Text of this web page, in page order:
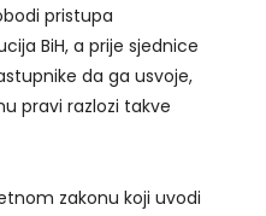
pristupa
BiH, a prije sjednice
da ga usvoje,
pravi razlozi takve
zakonu koji uvodi